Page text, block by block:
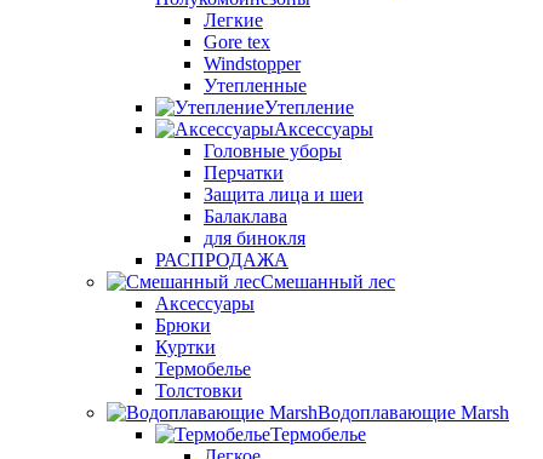
Легкие
Gore tex
Windstopper
Утепленные
Утепление
Аксессуары
Головные уборы
Перчатки
Защита лица и шеи
Балаклава
для бинокля
РАСПРОДАЖА
Смешанный лес
Аксессуары
Брюки
Куртки
Термобелье
Толстовки
Водоплавающие Marsh
Термобелье